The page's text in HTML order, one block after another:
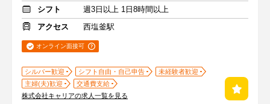
シフト
週3日以上 1日8時間以上
アクセス
西塩釜駅
オンライン面接可
シルバー歓迎 シフト自由・自己申告
未経験者歓迎
主婦(夫)歓迎
交通費支給
株式会社キャリアの求人一覧を見る